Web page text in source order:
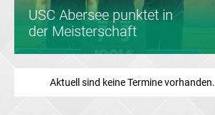
Tischtennis
Saisonabschluss
USC Abersee punktet in
der Meisterschaft
Aktuell sind keine Termine vorhanden.